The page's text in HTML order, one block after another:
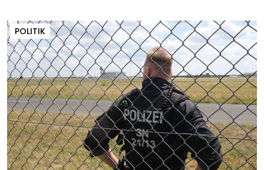
POLITIK